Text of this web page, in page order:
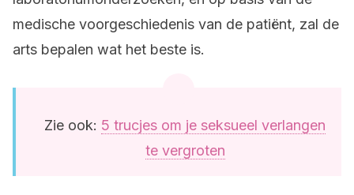
medische voorgeschiedenis van de patiënt, zal de
arts bepalen wat het beste is.
Zie ook: 5 trucjes om je seksueel verlangen
te vergroten